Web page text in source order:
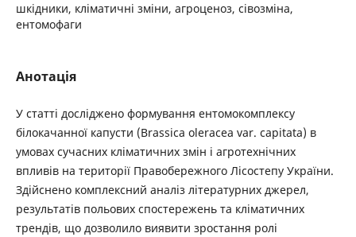
шкідники, кліматичні зміни, агроценоз, сівозміна,
ентомофаги
Анотація
У статті досліджено формування ентомокомплексу
білокачанної капусти (Brassica oleracea var. capitata) в
умовах сучасних кліматичних змін і агротехнічних
впливів на території Правобережного Лісостепу України.
Здійснено комплексний аналіз літературних джерел,
результатів польових спостережень та кліматичних
трендів, що дозволило виявити зростання ролі